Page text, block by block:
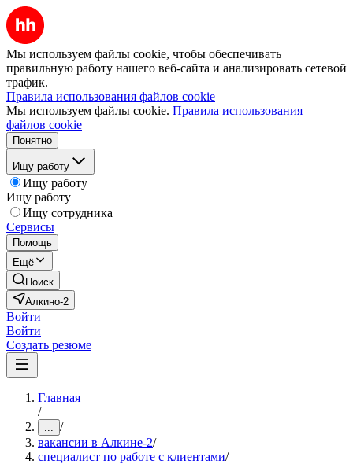
Мы используем файлы cookie, чтобы обеспечивать
правильную работу нашего веб-сайта и анализировать сетевой
трафик.
Правила использования файлов cookie
Мы используем файлы cookie. Правила использования
файлов cookie
Понятно
Ищу работу
Ищу работу
Ищу работу
Ищу сотрудника
Сервисы
Помощь
Ещё
Поиск
Алкино-2
Войти
Войти
Создать резюме
Главная
/
... /
вакансии в Алкине-2/
специалист по работе с клиентами/